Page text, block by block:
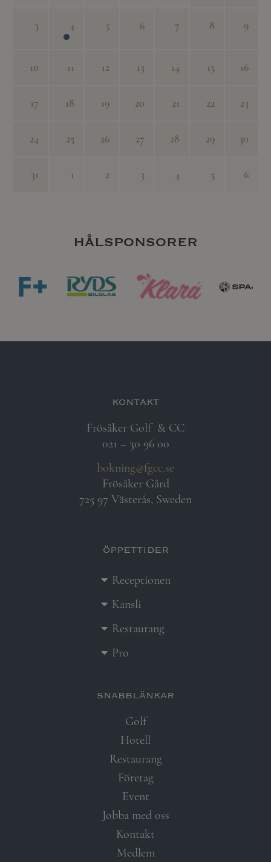
3 4 5 6 7 8 9
10 11 12 13 14 15 16
17 18 19 20 21 22 23
24 25 26 27 28 29 30
31 1 2 3 4 5 6
hålsponsorer
kontakt
Frösåker Golf & CC
021 – 30 96 00
bokning@fgcc.se
Frösåker Gård
725 97 Västerås, Sweden
öppettider
Receptionen
Kansli
Restaurang
Pro
snabblänkar​
Golf
Hotell
Restaurang
Företag
Event
Jobba med oss
Kontakt
Medlem